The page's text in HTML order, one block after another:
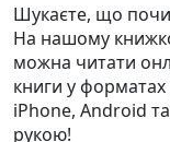
Шукаєте, що
На нашому
можна читати
книги у
iPhone, Android
рукою!